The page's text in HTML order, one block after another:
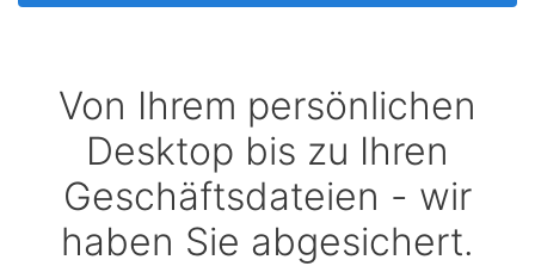
Von Ihrem persönlichen
Desktop bis zu Ihren
Geschäftsdateien - wir
haben Sie abgesichert.